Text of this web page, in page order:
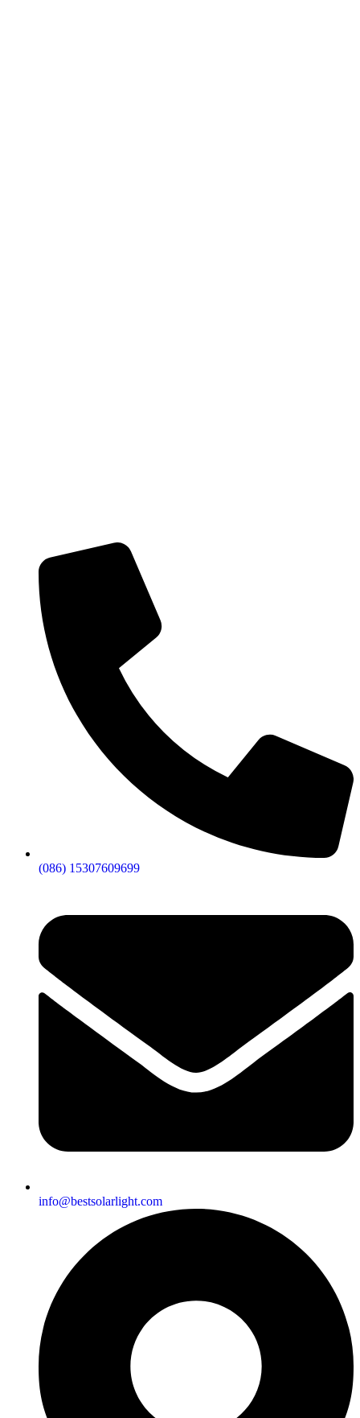
(086) 15307609699
info@bestsolarlight.com